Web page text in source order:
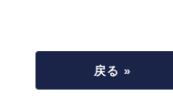
戻る »